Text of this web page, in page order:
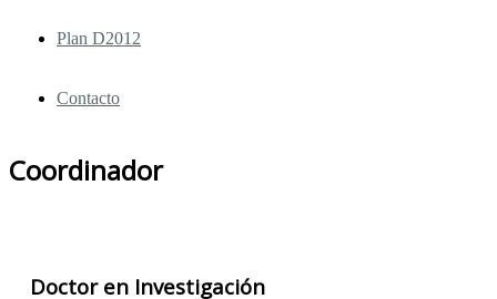
Plan D2012
Contacto
Coordinador
Doctor en Investigación